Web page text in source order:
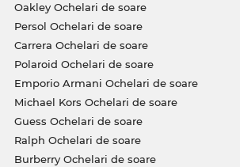
Oakley Ochelari de soare
Persol Ochelari de soare
Carrera Ochelari de soare
Polaroid Ochelari de soare
Emporio Armani Ochelari de soare
Michael Kors Ochelari de soare
Guess Ochelari de soare
Ralph Ochelari de soare
Burberry Ochelari de soare